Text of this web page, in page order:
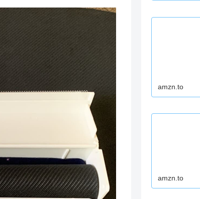
amzn.to
amzn.to